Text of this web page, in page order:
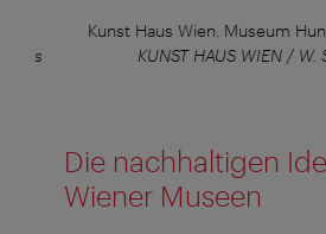
Kunst Haus Wien. Museum
KUNST HAUS WIEN / W.
Die nachhaltigen
Wiener Museen